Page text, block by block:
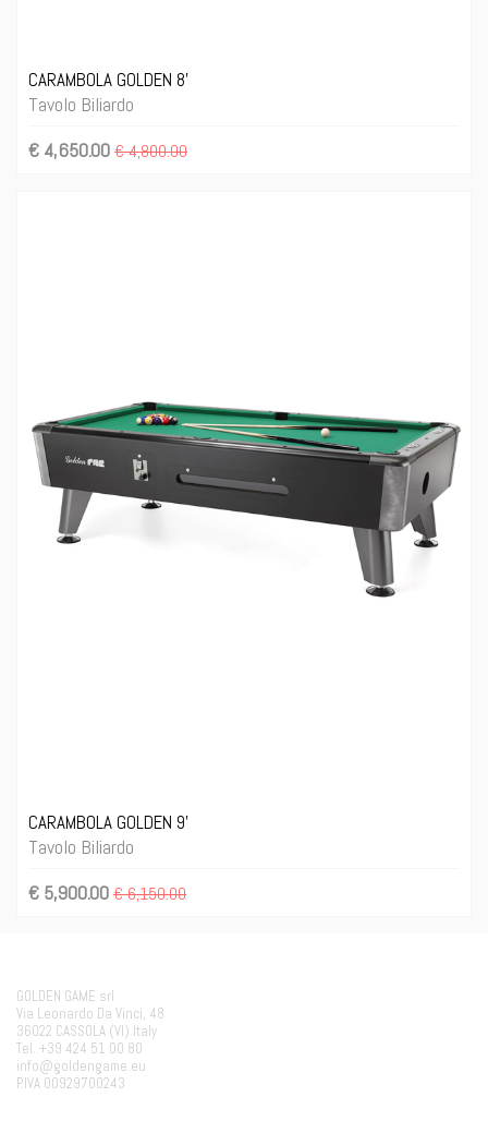
CARAMBOLA GOLDEN 8'
Tavolo Biliardo
€ 4,650.00€ 4,800.00
CARAMBOLA GOLDEN 9'
Tavolo Biliardo
€ 5,900.00€ 6,150.00
GOLDEN GAME srl
Via Leonardo Da Vinci, 48
36022 CASSOLA (VI) Italy
Tel. +39 424 51 00 80
info@goldengame.eu
P.IVA 00929700243